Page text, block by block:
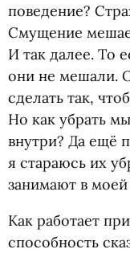
поведение?
Смущение
И так далее. То
они не мешали.
сделать так,
Но как убрать
внутри? Да ещё
я стараюсь их
занимают в
Как работает
способность